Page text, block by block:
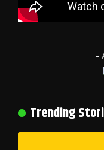
-
Trending